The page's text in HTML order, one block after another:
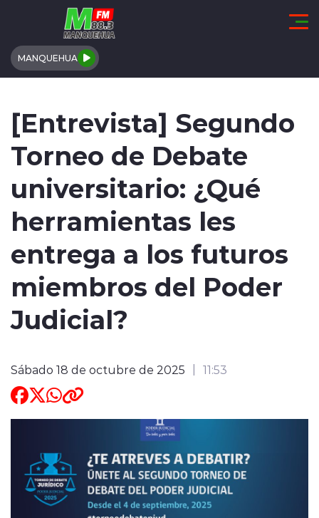
Click acá para ir directamente al contenido
MANQUEHUA
REGIONALES
ACTUALIDAD
TENDENCIAS
DEPORTES
INTERNACIONAL
modo claro
[Entrevista] Segundo
Torneo de Debate
universitario: ¿Qué
herramientas les
entrega a los futuros
miembros del Poder
Judicial?
Sábado 18 de octubre de 2025 11:53